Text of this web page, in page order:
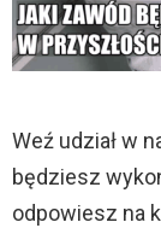
Weź udział w
będziesz
odpowiesz na